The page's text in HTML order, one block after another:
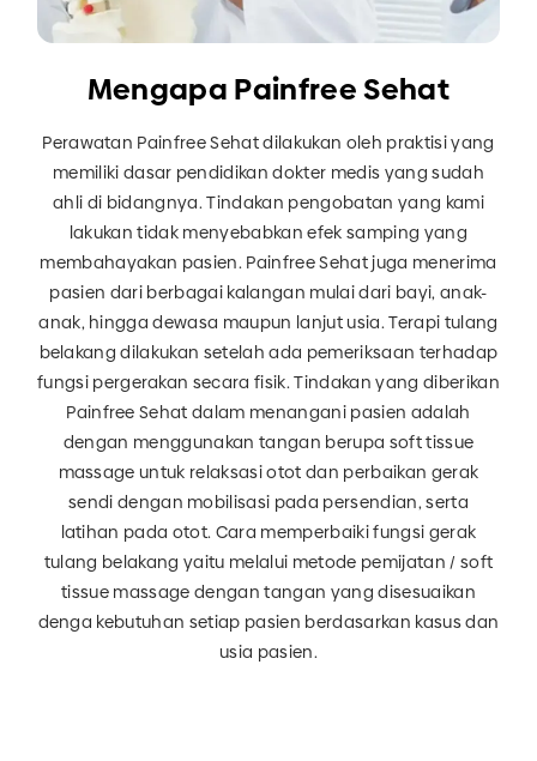
Mengapa Painfree Sehat
Perawatan Painfree Sehat dilakukan oleh praktisi yang
memiliki dasar pendidikan dokter medis yang sudah
ahli di bidangnya. Tindakan pengobatan yang kami
lakukan tidak menyebabkan efek samping yang
membahayakan pasien. Painfree Sehat juga menerima
pasien dari berbagai kalangan mulai dari bayi, anak-
anak, hingga dewasa maupun lanjut usia. Terapi tulang
belakang dilakukan setelah ada pemeriksaan terhadap
fungsi pergerakan secara fisik. Tindakan yang diberikan
Painfree Sehat dalam menangani pasien adalah
dengan menggunakan tangan berupa soft tissue
massage untuk relaksasi otot dan perbaikan gerak
sendi dengan mobilisasi pada persendian, serta
latihan pada otot. Cara memperbaiki fungsi gerak
tulang belakang yaitu melalui metode pemijatan / soft
tissue massage dengan tangan yang disesuaikan
denga kebutuhan setiap pasien berdasarkan kasus dan
usia pasien.